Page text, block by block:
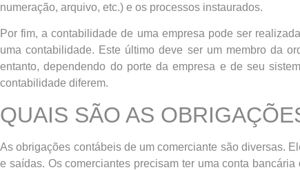
numeração, arquivo, etc.) e os processos instaurados.
Por fim, a contabilidade de uma empresa pode ser
uma contabilidade. Este último deve ser um membro da
entanto, dependendo do porte da empresa e de seu
contabilidade diferem.
QUAIS SÃO AS
As obrigações contábeis de um comerciante são diversas.
e saídas. Os comerciantes precisam ter uma conta